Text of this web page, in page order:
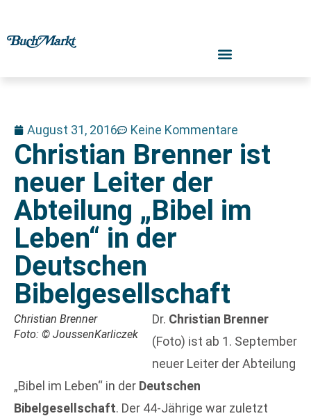
August 31, 2016 Keine Kommentare
Christian Brenner ist
neuer Leiter der
Abteilung „Bibel im
Leben“ in der
Deutschen
Bibelgesellschaft
Christian Brenner
Foto: © JoussenKarliczek
Dr. Christian Brenner
(Foto) ist ab 1. September
neuer Leiter der Abteilung
„Bibel im Leben“ in der Deutschen
Bibelgesellschaft. Der 44-Jährige war zuletzt